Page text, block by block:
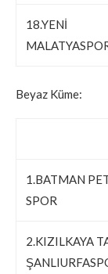
18.YENİ
Beyaz Küme:
1.BATMAN
SPOR
2.KIZILKAYA